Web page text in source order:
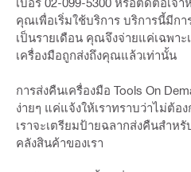
คุณเพื่อเริ่มใช้บริการ บริการนี้มีก
เป็นรายเดือน คุณจึงจ่ายแค่เฉพาะ
เครื่องมือถูกส่งถึงคุณแล้วเท่านั้น
การส่งคืนเครื่องมือ Tools On
ง่ายๆ แค่แจ้งให้เราทราบว่าไม่ต้อ
เราจะเตรียมป้ายฉลากส่งคืนสำห
คลังสินค้าของเรา